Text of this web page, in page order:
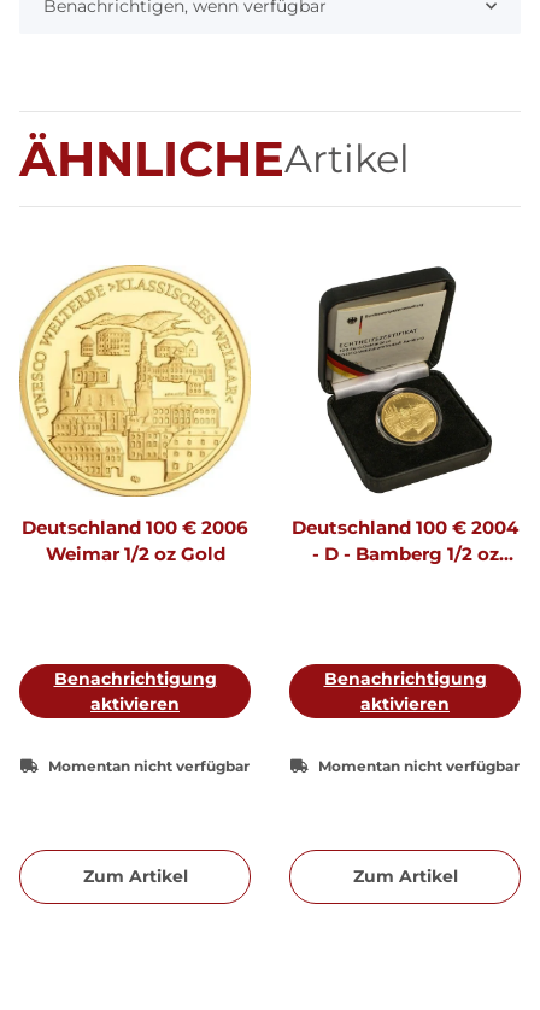
Benachrichtigen, wenn verfügbar
ÄHNLICHEArtikel
Deutschland 100 € 2006
Weimar 1/2 oz Gold
Benachrichtigung
aktivieren
Momentan nicht verfügbar
Zum Artikel
Deutschland 100 € 2004
- D - Bamberg 1/2 oz
Benachrichtigung
aktivieren
Momentan nicht verfügbar
Zum Artikel